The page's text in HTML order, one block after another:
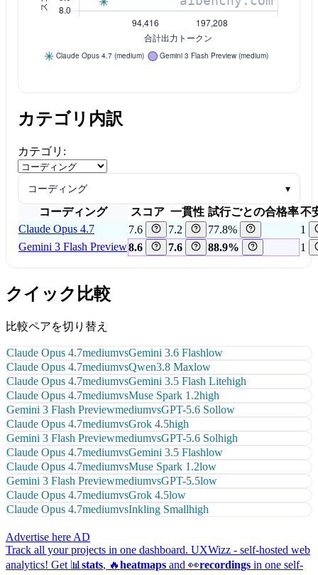
ー
カテゴリ内訳
カテゴリ:
コーディング ▾
コーディング スコア 一貫性 試行ごとの合格率不
Claude Opus 4.7
7.6 7.2 77.8%
1
Gemini 3 Flash Preview8.6 7.6 88.9% 1
クイック比較
比較ペアを切り替え
Claude Opus 4.7mediumvsGemini 3.6 Flashlow
Claude Opus 4.7mediumvsQwen3.8 Maxlow
Claude Opus 4.7mediumvsGemini 3.5 Flash Litehigh
Claude Opus 4.7mediumvsMuse Spark 1.2high
Gemini 3 Flash PreviewmediumvsGPT-5.6 Sollow
Claude Opus 4.7mediumvsGrok 4.5high
Gemini 3 Flash PreviewmediumvsGPT-5.6 Solhigh
Claude Opus 4.7mediumvsGemini 3.5 Flashlow
Claude Opus 4.7mediumvsMuse Spark 1.2low
Gemini 3 Flash PreviewmediumvsGPT-5.5low
Claude Opus 4.7mediumvsGrok 4.5low
Claude Opus 4.7mediumvsInkling Smallhigh
Advertise here AD
Track all your projects in one dashboard. UXWizz - self-hosted web
analytics! Get 📊 stats, 🔥heatmaps and 👀recordings in one self-